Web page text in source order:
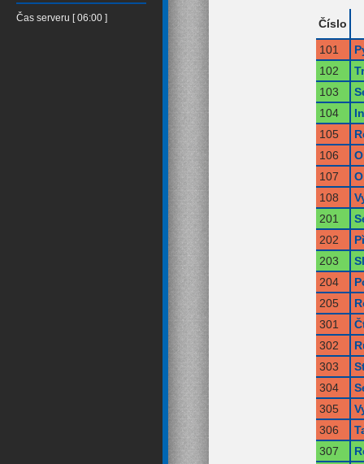
Čas serveru [ 06:00 ]
Číslo
101
102
103
104
105
106
107
108
201
202
203
204
205
301
302
303
304
305
306
307